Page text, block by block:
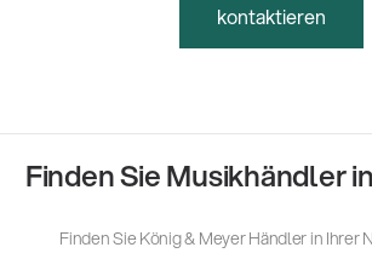
kontaktieren
Finden Sie Musikhändler
Finden Sie König & Meyer Händler in Ihrer